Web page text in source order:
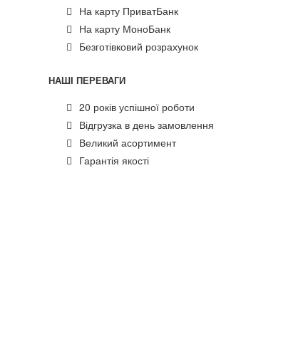
На карту ПриватБанк
На карту МоноБанк
Безготівковий розрахунок
НАШІ ПЕРЕВАГИ
20 років успішної роботи
Відгрузка в день замовлення
Великий асортимент
Гарантія якості